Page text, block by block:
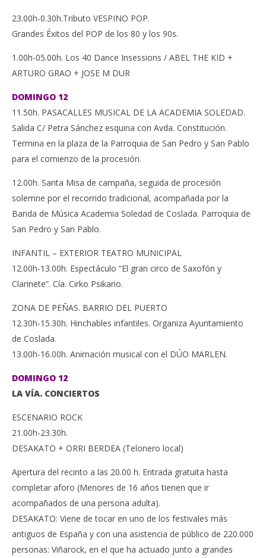
23.00h-0.30h.Tributo VESPINO POP.
Grandes Éxitos del POP de los 80 y los 90s.
1.00h-05.00h. Los 40 Dance Insessions / ABEL THE KID +
ARTURO GRAO + JOSE M DUR
DOMINGO 12
11.50h. PASACALLES MUSICAL DE LA ACADEMIA SOLEDAD.
Salida C/ Petra Sánchez esquina con Avda. Constitución.
Termina en la plaza de la Parroquia de San Pedro y San Pablo
para el comienzo de la procesión.
12.00h. Santa Misa de campaña, seguida de procesión
solemne por el recorrido tradicional, acompañada por la
Banda de Música Academia Soledad de Coslada. Parroquia de
San Pedro y San Pablo.
INFANTIL – EXTERIOR TEATRO MUNICIPAL
12.00h-13.00h. Espectáculo “El gran circo de Saxofón y
Clarinete”. Cía. Cirko Psikario.
ZONA DE PEÑAS. BARRIO DEL PUERTO
12.30h-15.30h. Hinchables infantiles. Organiza Ayuntamiento
de Coslada.
13.00h-16.00h. Animación musical con el DÚO MARLEN.
DOMINGO 12
LA VÍA. CONCIERTOS
ESCENARIO ROCK
21.00h-23.30h.
DESAKATO + ORRI BERDEA (Telonero local)
Apertura del recinto a las 20.00 h. Entrada gratuita hasta
completar aforo (Menores de 16 años tienen que ir
acompañados de una persona adulta).
DESAKATO: Viene de tocar en uno de los festivales más
antiguos de España y con una asistencia de público de 220.000
personas: Viñarock, en el que ha actuado junto a grandes